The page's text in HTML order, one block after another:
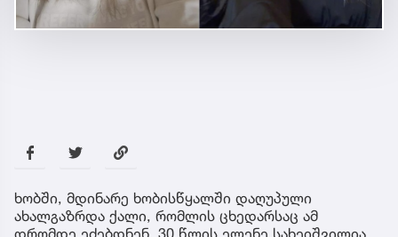
ხობში, მდინარე ხობისწყალში დაღუპული
ახალგაზრდა ქალი, რომლის ცხედარსაც ამ